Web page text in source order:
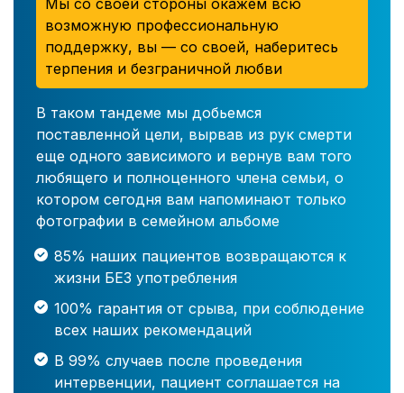
Мы со своей стороны окажем всю
возможную профессиональную
поддержку, вы — со своей, наберитесь
терпения и безграничной любви
В таком тандеме мы добьемся
поставленной цели, вырвав из рук смерти
еще одного зависимого и вернув вам того
любящего и полноценного члена семьи, о
котором сегодня вам напоминают только
фотографии в семейном альбоме
85% наших пациентов возвращаются к
жизни БЕЗ употребления
100% гарантия от срыва, при соблюдение
всех наших рекомендаций
В 99% случаев после проведения
интервенции, пациент соглашается на